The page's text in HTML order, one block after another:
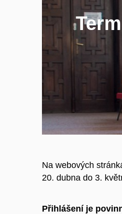
Na webových
20. dubna do 3.
Přihlášení je